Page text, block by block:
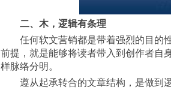
二、木，逻辑有条理
前提，就是能够将读者带入到创作者自
样脉络分明。